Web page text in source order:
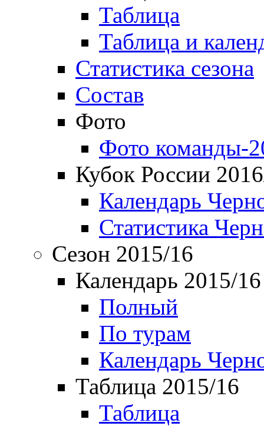
Таблица
Таблица и
Статистика сезона
Состав
Фото
Фото команды-
Кубок России
Календарь
Статистика
Сезон 2015/16
Календарь 2015/16
Полный
По турам
Календарь
Таблица 2015/16
Таблица